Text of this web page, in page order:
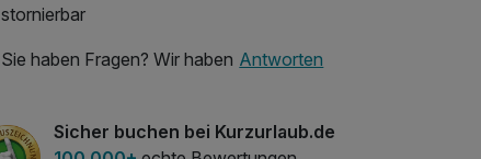
stornierbar
Sie haben Fragen? Wir haben Antworten
Sicher buchen bei Kurzurlaub.de